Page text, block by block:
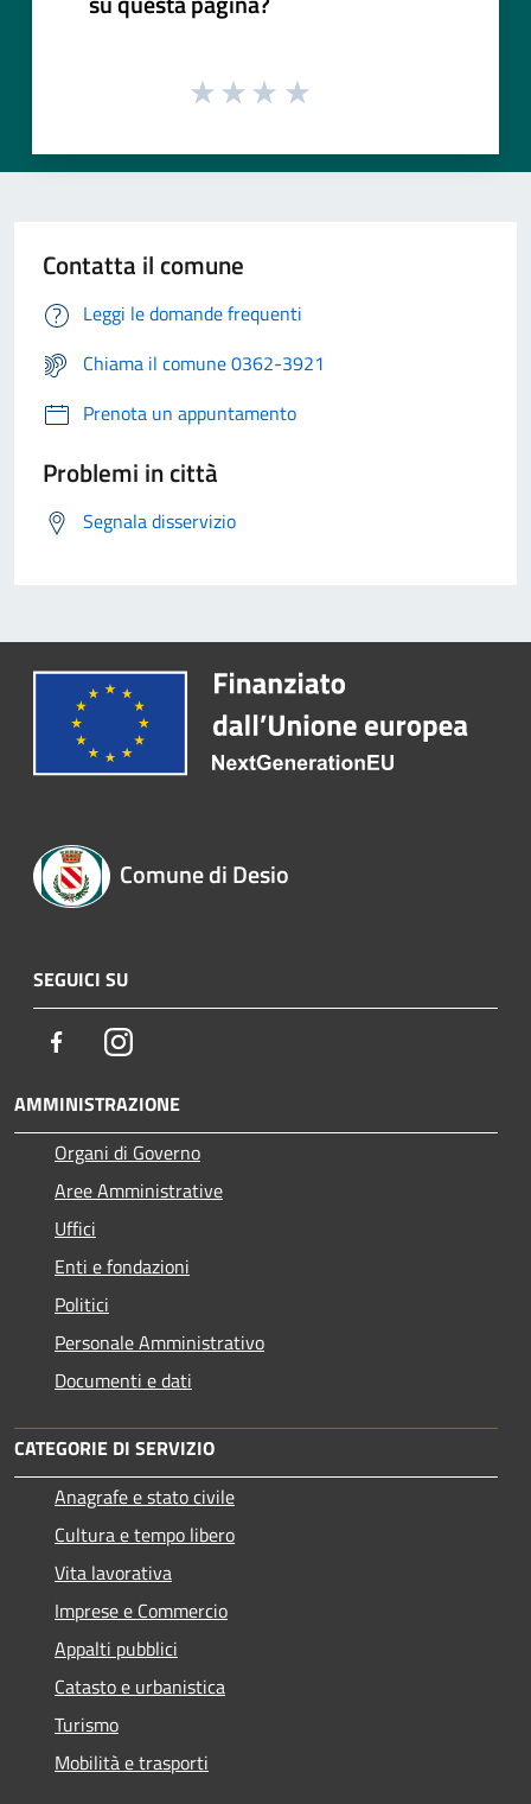
Contatta il comune
Leggi le domande frequenti
Chiama il comune 0362-3921
Prenota un appuntamento
Problemi in città
Segnala disservizio
Comune di Desio
SEGUICI SU
FacebookInstagram
AMMINISTRAZIONE
Organi di Governo
Aree Amministrative
Uffici
Enti e fondazioni
Politici
Personale Amministrativo
Documenti e dati
CATEGORIE DI SERVIZIO
Anagrafe e stato civile
Cultura e tempo libero
Vita lavorativa
Imprese e Commercio
Appalti pubblici
Catasto e urbanistica
Turismo
Mobilità e trasporti